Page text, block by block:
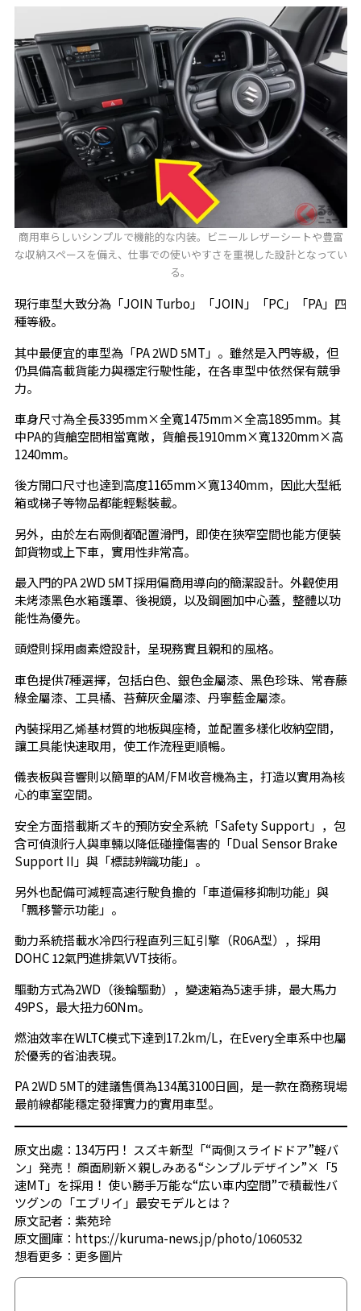
商用車らしいシンプルで機能的な内装。ビニールレザーシートや豊富
な収納スペースを備え、仕事での使いやすさを重視した設計となってい
る。
現行車型大致分為「JOIN Turbo」「JOIN」「PC」「PA」四
種等級。
其中最便宜的車型為「PA 2WD 5MT」。雖然是入門等級，但
仍具備高載貨能力與穩定行駛性能，在各車型中依然保有競爭
力。
車身尺寸為全長3395mm×全寬1475mm×全高1895mm。其
中PA的貨艙空間相當寬敞，貨艙長1910mm×寬1320mm×高
1240mm。
後方開口尺寸也達到高度1165mm×寬1340mm，因此大型紙
箱或梯子等物品都能輕鬆裝載。
另外，由於左右兩側都配置滑門，即使在狹窄空間也能方便裝
卸貨物或上下車，實用性非常高。
最入門的PA 2WD 5MT採用偏商用導向的簡潔設計。外觀使用
未烤漆黑色水箱護罩、後視鏡，以及鋼圈加中心蓋，整體以功
能性為優先。
頭燈則採用鹵素燈設計，呈現務實且親和的風格。
車色提供7種選擇，包括白色、銀色金屬漆、黑色珍珠、常春藤
綠金屬漆、工具橘、苔蘚灰金屬漆、丹寧藍金屬漆。
內裝採用乙烯基材質的地板與座椅，並配置多樣化收納空間，
讓工具能快速取用，使工作流程更順暢。
儀表板與音響則以簡單的AM/FM收音機為主，打造以實用為核
心的車室空間。
安全方面搭載斯ズキ的預防安全系統「Safety Support」，包
含可偵測行人與車輛以降低碰撞傷害的「Dual Sensor Brake
Support II」與「標誌辨識功能」。
另外也配備可減輕高速行駛負擔的「車道偏移抑制功能」與
「飄移警示功能」。
動力系統搭載水冷四行程直列三缸引擎（R06A型），採用
DOHC 12氣門進排氣VVT技術。
驅動方式為2WD（後輪驅動），變速箱為5速手排，最大馬力
49PS，最大扭力60Nm。
燃油效率在WLTC模式下達到17.2km/L，在Every全車系中也屬
於優秀的省油表現。
PA 2WD 5MT的建議售價為134萬3100日圓，是一款在商務現場
最前線都能穩定發揮實力的實用車型。
原文出處：134万円！ スズキ新型「“両側スライドドア”軽バ
ン」発売！ 顔面刷新×親しみある“シンプルデザイン”×「5
速MT」を採用！ 使い勝手万能な“広い車内空間”で積載性バ
ツグンの「エブリイ」最安モデルとは？
原文記者：紫苑玲
原文圖庫：https://kuruma-news.jp/photo/1060532
想看更多： 更多圖片